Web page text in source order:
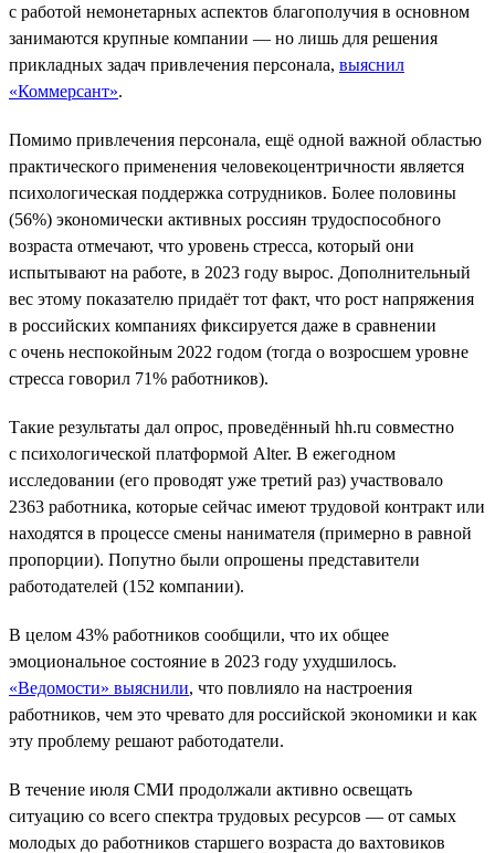
с работой немонетарных аспектов благополучия в основном
занимаются крупные компании — но лишь для решения
прикладных задач привлечения персонала, выяснил
«Коммерсант».
Помимо привлечения персонала, ещё одной важной областью
практического применения человекоцентричности является
психологическая поддержка сотрудников. Более половины
(56%) экономически активных россиян трудоспособного
возраста отмечают, что уровень стресса, который они
испытывают на работе, в 2023 году вырос. Дополнительный
вес этому показателю придаёт тот факт, что рост напряжения
в российских компаниях фиксируется даже в сравнении
с очень неспокойным 2022 годом (тогда о возросшем уровне
стресса говорил 71% работников).
Такие результаты дал опрос, проведённый hh.ru совместно
с психологической платформой Alter. В ежегодном
исследовании (его проводят уже третий раз) участвовало
2363 работника, которые сейчас имеют трудовой контракт или
находятся в процессе смены нанимателя (примерно в равной
пропорции). Попутно были опрошены представители
работодателей (152 компании).
В целом 43% работников сообщили, что их общее
эмоциональное состояние в 2023 году ухудшилось.
«Ведомости» выяснили, что повлияло на настроения
работников, чем это чревато для российской экономики и как
эту проблему решают работодатели.
В течение июля СМИ продолжали активно освещать
ситуацию со всего спектра трудовых ресурсов — от самых
молодых до работников старшего возраста до вахтовиков